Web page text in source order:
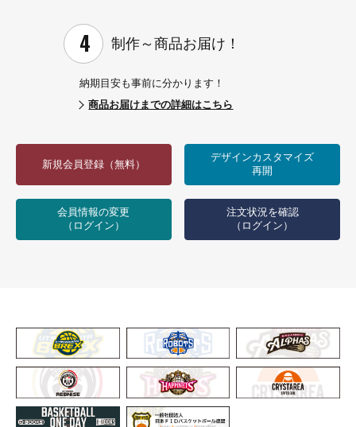
制作～商品お届け！
納期目安も事前に分かります！
商品お届けまでの詳細はこちら
新規会員登録（無料）
デザインカスタマイズ
再開
会員情報の変更
（ログイン）
注文状況を確認
（ログイン）